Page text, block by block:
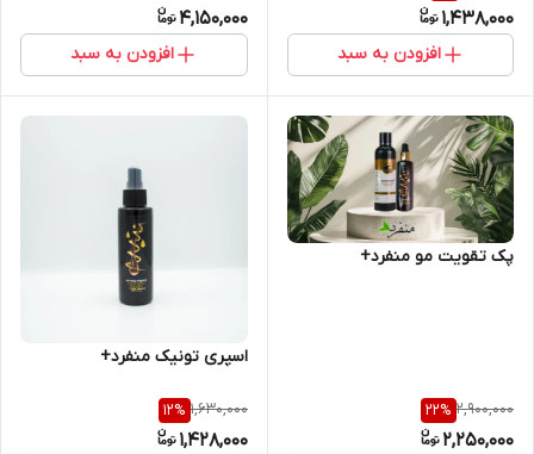
1,438,000
افزودن به سبد
4,150,000
افزودن به سبد
پک تقویت مو منفرد+
2,900,000
22%
2,250,000
اسپری تونیک منفرد+
1,630,000
12%
1,428,000